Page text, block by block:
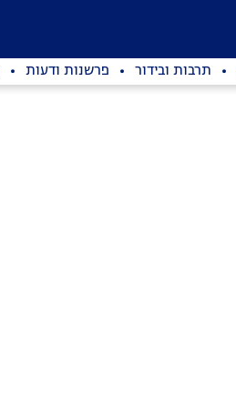
תרבות ובידור פרשנות ודעות